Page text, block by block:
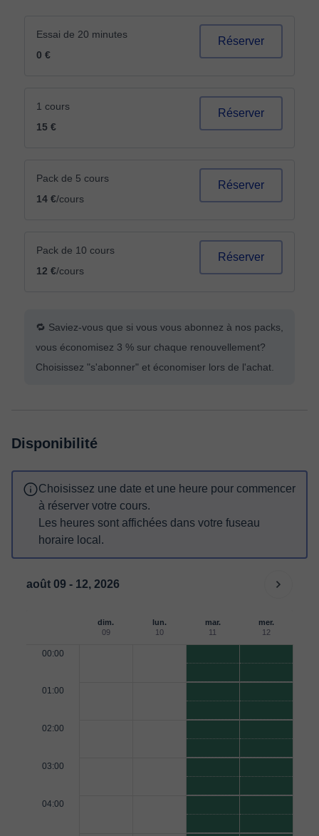
Essai de 20 minutes
0 €
Réserver
1 cours
15 €
Réserver
Pack de 5 cours
14 €/cours
Réserver
Pack de 10 cours
12 €/cours
Réserver
🔁 Saviez-vous que si vous vous abonnez à nos packs,
vous économisez 3 % sur chaque renouvellement?
Choisissez "s'abonner" et économiser lors de l'achat.
Disponibilité
Choisissez une date et une heure pour commencer
à réserver votre cours.
Les heures sont affichées dans votre fuseau
horaire local.
août 09 - 12, 2026
dim.
09
lun.
10
mar.
11
mer.
12
00:00
01:00
02:00
03:00
04:00